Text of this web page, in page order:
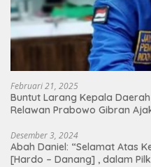
Februari 21, 2025
Buntut Larang Kepala
Relawan Prabowo Gibran
Desember 3, 2024
Abah Daniel: “Selamat Atas
[Hardo – Danang] , dalam